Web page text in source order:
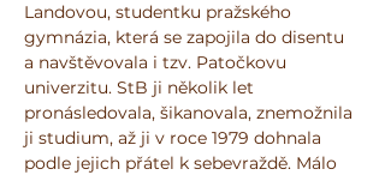
Landovou, studentku pražského
gymnázia, která se zapojila do disentu
a navštěvovala i tzv. Patočkovu
univerzitu. StB ji několik let
pronásledovala, šikanovala, znemožnila
ji studium, až ji v roce 1979 dohnala
podle jejich přátel k sebevraždě. Málo